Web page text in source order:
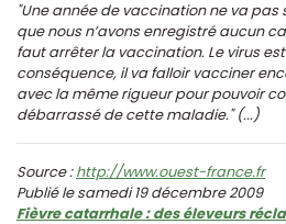
"Une année de vaccination ne va pas
que nous n’avons enregistré aucun
faut arrêter la vaccination. Le virus
conséquence, il va falloir vacciner
avec la même rigueur pour pouvoir
débarrassé de cette maladie." (...)
Source :http://www.ouest-france.fr
Publié le samedi 19 décembre 2009
Fièvre catarrhale : des éleveurs